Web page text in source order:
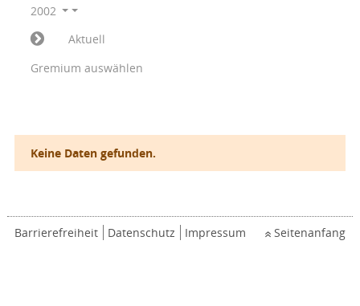
2002
Aktuell
Gremium auswählen
Keine Daten gefunden.
Barrierefreiheit Datenschutz Impressum Seitenanfang